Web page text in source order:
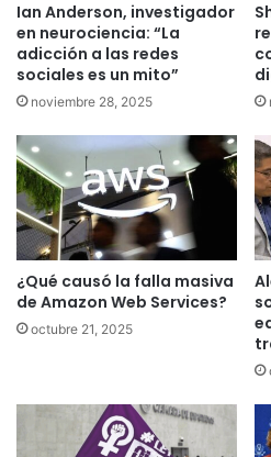
Ian Anderson, investigador
en neurociencia: “La
adicción a las redes
sociales es un mito”
noviembre 28, 2025
¿Qué causó la falla masiva
de Amazon Web Services?
octubre 21, 2025